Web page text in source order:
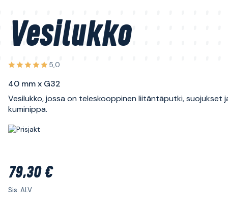
Vesilukko
5,0
40 mm x G32
Vesilukko, jossa on teleskooppinen liitäntäputki, suojukset
kuminippa.
79,30 €
Sis. ALV